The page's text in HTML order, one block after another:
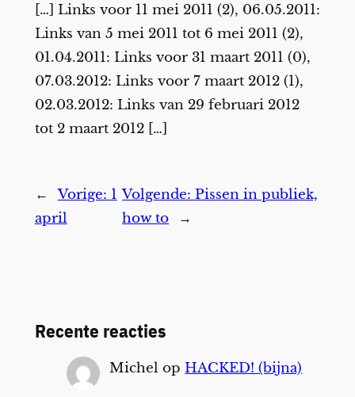
[…] Links voor 11 mei 2011 (2), 06.05.2011:
Links van 5 mei 2011 tot 6 mei 2011 (2),
01.04.2011: Links voor 31 maart 2011 (0),
07.03.2012: Links voor 7 maart 2012 (1),
02.03.2012: Links van 29 februari 2012
tot 2 maart 2012 […]
← Vorige: 1
april
Volgende:Pissen in publiek,
how to
→
Recente reacties
Michel opHACKED! (bijna)